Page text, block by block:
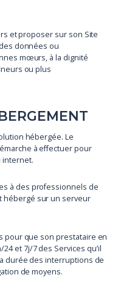
et proposer sur son Site
données ou
mœurs, à la dignité
ou plus
hébergée. Le
à effectuer pour
internet.
à des professionnels de
hébergé sur un serveur
pour que son prestataire en
et 7j/7 des Services qu’il
durée des interruptions de
de moyens.